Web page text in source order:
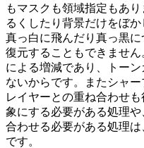
もマスクも領域指定もあ
るくしたり背景だけをぼ
真っ白に飛んだり真っ黒
復元することもできませ
による増減であり、トー
ないからです。またシャ
レイヤーとの重ね合わせ
象にする必要がある処理
合わせる必要がある処理
です。